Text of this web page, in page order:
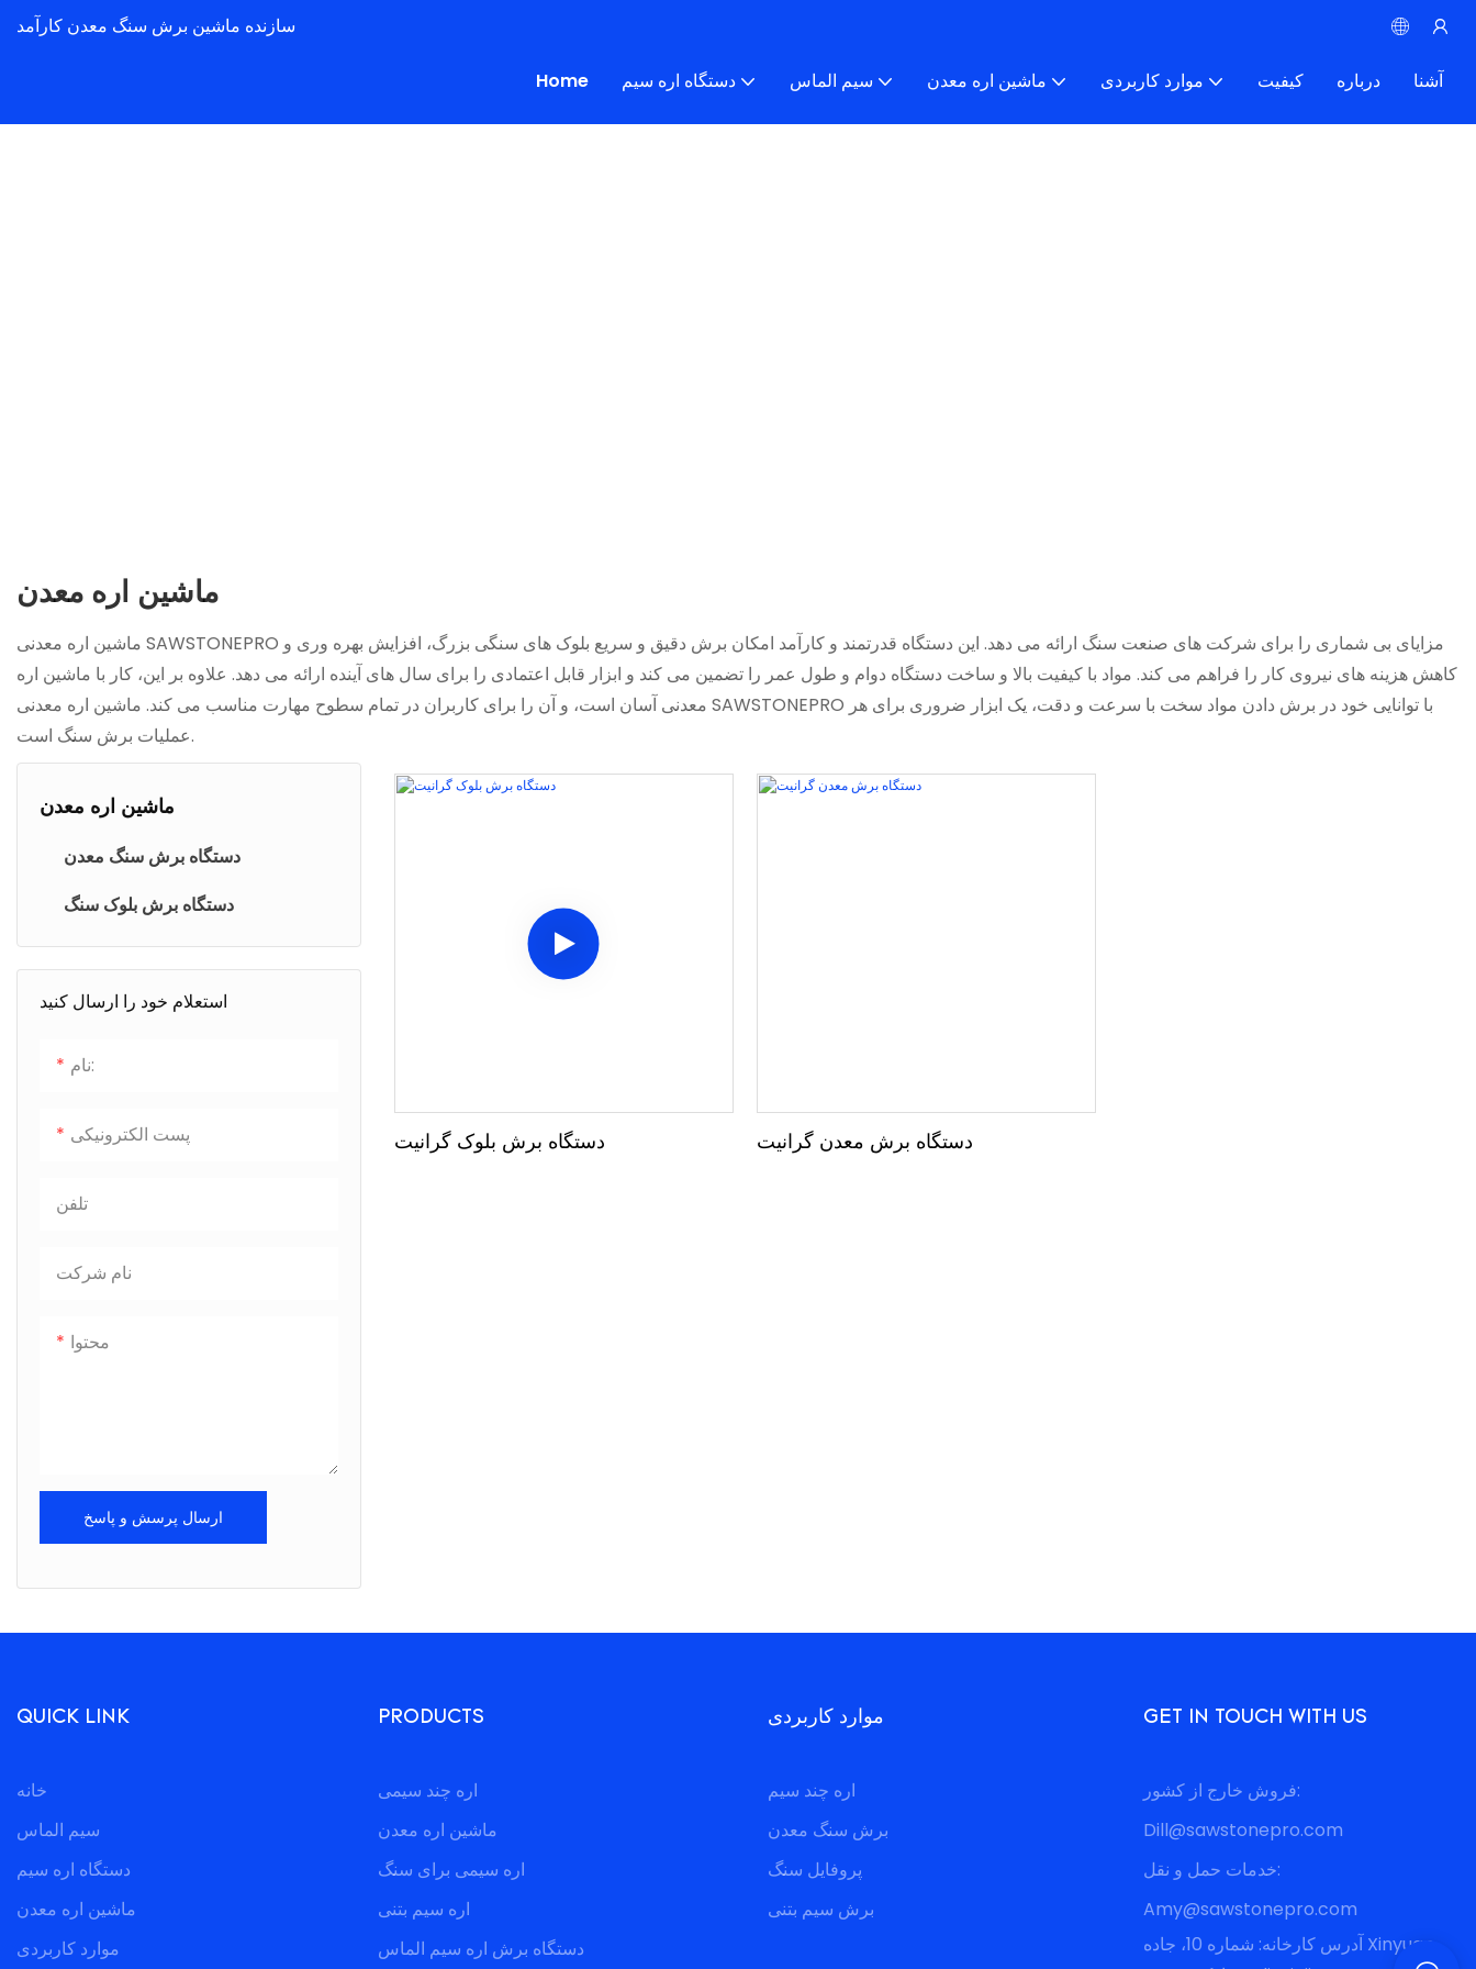
سازنده ماشین برش سنگ معدن کارآمد
Home دستگاه اره سیم سیم الماس ماشین اره معدن موارد کاربردی کیفیت درباره آشنا
ماشین اره معدن
ماشین اره معدنی SAWSTONEPRO مزایای بی شماری را برای شرکت های صنعت سنگ ارائه می دهد. این دستگاه قدرتمند و کارآمد امکان برش دقیق و سریع بلوک های سنگی بزرگ، افزایش بهره وری و
کاهش هزینه های نیروی کار را فراهم می کند. مواد با کیفیت بالا و ساخت دستگاه دوام و طول عمر را تضمین می کند و ابزار قابل اعتمادی را برای سال های آینده ارائه می دهد. علاوه بر این، کار با ماشین اره
معدنی آسان است، و آن را برای کاربران در تمام سطوح مهارت مناسب می کند. ماشین اره معدنی SAWSTONEPRO با توانایی خود در برش دادن مواد سخت با سرعت و دقت، یک ابزار ضروری برای هر
عملیات برش سنگ است.
ماشین اره معدن
دستگاه برش سنگ معدن
دستگاه برش بلوک سنگ
استعلام خود را ارسال کنید
نام:
پست الکترونیکی
تلفن
نام شرکت
محتوا
ارسال پرسش و پاسخ
دستگاه برش بلوک گرانیت دستگاه برش معدن گرانیت
QUICK LINK
خانه
سیم الماس
دستگاه اره سیم
ماشین اره معدن
موارد کاربردی
PRODUCTS
ماشین اره معدن
اره سیمی برای سنگ
اره سیم بتنی
دستگاه برش اره سیم الماس
موارد کاربردی
اره چند سیم
برش سنگ معدن
پروفایل سنگ
برش سیم بتنی
GET IN TOUCH WITH US
فروش خارج از کشور:
Dill@sawstonepro.com
خدمات حمل و نقل:
Amy@sawstonepro.com
آدرس کارخانه: شماره 10، جاده Xinyuan،